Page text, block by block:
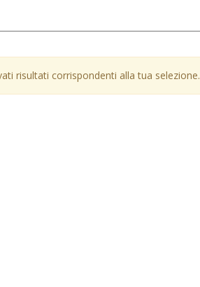
risultati corrispondenti alla tua selezione.